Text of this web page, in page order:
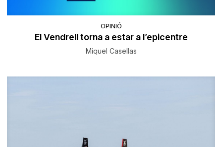
OPINIÓ
El Vendrell torna a estar a l’epicentre
Miquel Casellas